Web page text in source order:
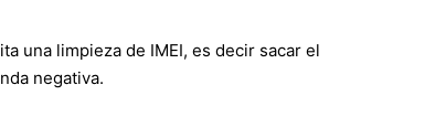
una limpieza de IMEI, es decir sacar el
negativa.